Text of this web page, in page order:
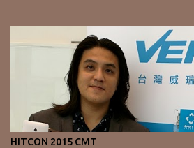
HITCON 2015 CMT